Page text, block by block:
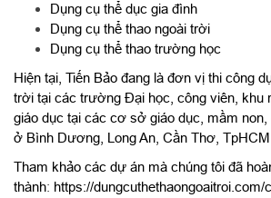
Dụng cụ thể dục gia đình
Dụng cụ thể thao ngoài trời
Dụng cụ thể thao trường học
Hiện tại, Tiến Bảo đang là đơn vị thi công
trời tại các trường Đại học, công viên, khu
giáo dục tại các cơ sở giáo dục, mầm non,
ở Bình Dương, Long An, Cần Thơ,
Tham khảo các dự án mà chúng tôi đã
thành: https://